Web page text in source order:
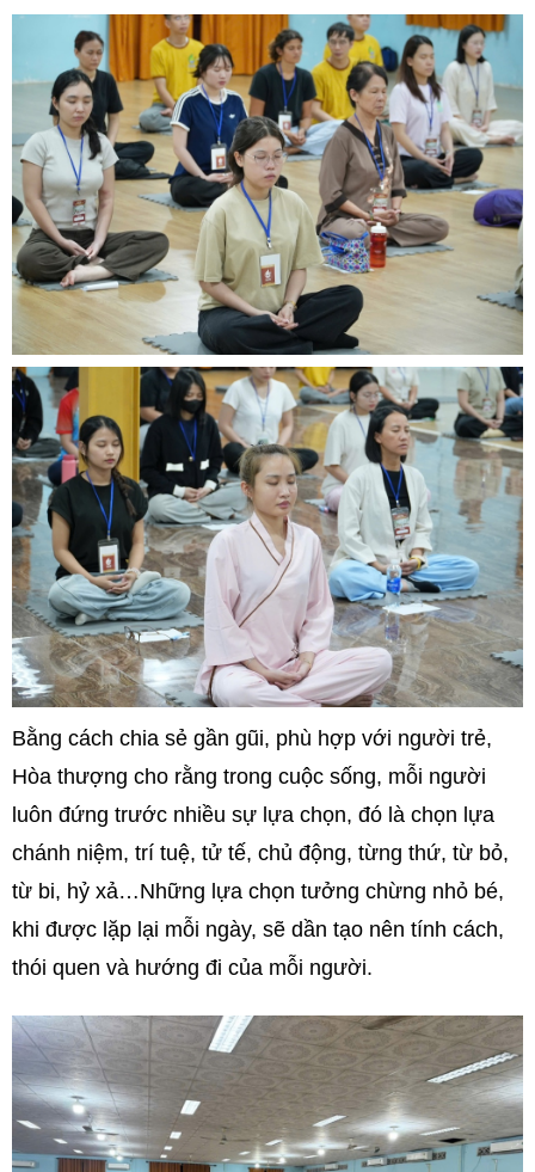
Bằng cách chia sẻ gần gũi, phù hợp với người trẻ,
Hòa thượng cho rằng trong cuộc sống, mỗi người
luôn đứng trước nhiều sự lựa chọn, đó là chọn lựa
chánh niệm, trí tuệ, tử tế, chủ động, từng thứ, từ bỏ,
từ bi, hỷ xả…Những lựa chọn tưởng chừng nhỏ bé,
khi được lặp lại mỗi ngày, sẽ dần tạo nên tính cách,
thói quen và hướng đi của mỗi người.